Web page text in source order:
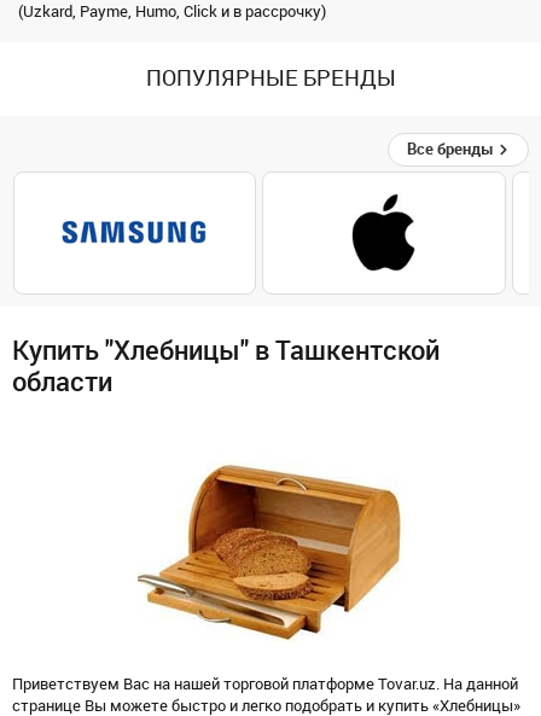
(Uzkard, Payme, Humo, Click и в рассрочку)
ПОПУЛЯРНЫЕ БРЕНДЫ
Все бренды
Купить "Хлебницы" в Ташкентской
области
Приветствуем Вас на нашей торговой платформе Tovar.uz. На данной
странице Вы можете быстро и легко подобрать и купить «Хлебницы»